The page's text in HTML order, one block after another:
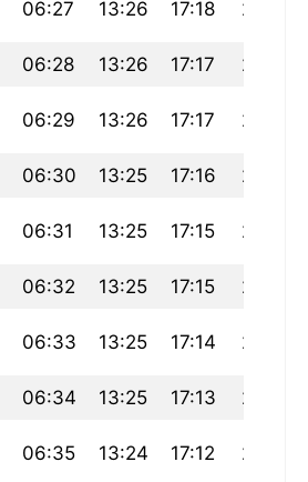
06:27 13:26 17:18 20:25
06:28 13:26 17:17 20:24
06:29 13:26 17:17 20:23
06:30 13:25 17:16 20:21
06:31 13:25 17:15 20:20
06:32 13:25 17:15 20:18
06:33 13:25 17:14 20:17
06:34 13:25 17:13 20:15
06:35 13:24 17:12 20:14